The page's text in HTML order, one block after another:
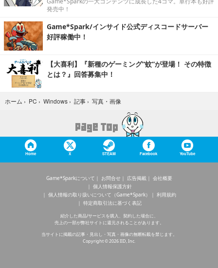
発売中！
Game*Spark/インサイド公式ディスコードサーバー
好評稼働中！
【大喜利】『新種のゲーミング“蚊”が登場！ その特徴
とは？』回答募集中！
ホーム › PC › Windows › 記事 › 写真・画像
Home X STEAM Facebook YouTube
Game*Sparkについて お問合せ 広告掲載
会社概要
個人情報保護方針
個人情報の取り扱いについて（Game*Spark）
利用規約
特定商取引法に基づく表記
紹介した商品/サービスを購入、契約した場合に、
売上の一部が弊社サイトに還元されることがあります。
当サイトに掲載の記事・見出し・写真・画像の無断転載を禁じます。
Copyright © 2026 IID, Inc.